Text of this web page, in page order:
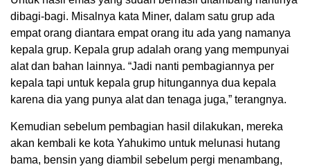
dibagi-bagi. Misalnya kata Miner, dalam satu grup ada
empat orang diantara empat orang itu ada yang namanya
kepala grup. Kepala grup adalah orang yang mempunyai
alat dan bahan lainnya. “Jadi nanti pembagiannya per
kepala tapi untuk kepala grup hitungannya dua kepala
karena dia yang punya alat dan tenaga juga,” terangnya.
Kemudian sebelum pembagian hasil dilakukan, mereka
akan kembali ke kota Yahukimo untuk melunasi hutang
bama, bensin yang diambil sebelum pergi menambang,